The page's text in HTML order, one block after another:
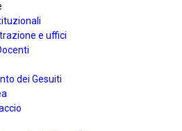
e uffici
dei Gesuiti